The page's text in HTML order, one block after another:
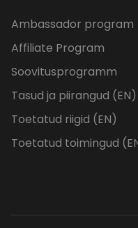
Ambassador program
Affiliate Program
Soovitusprogramm
Tasud ja piirangud (EN)
Toetatud riigid (EN)
Toetatud toimingud